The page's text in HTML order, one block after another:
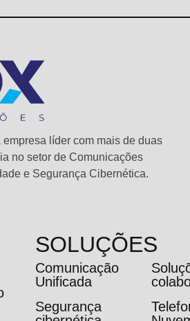
empresa líder com mais de duas
no setor de Comunicações
e Segurança Cibernética.
SOLUÇÕES
Comunicação
Unificada
Segurança